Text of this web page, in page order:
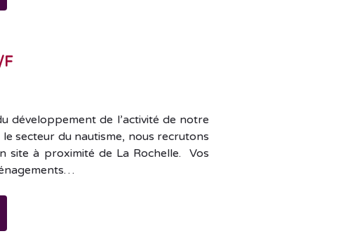
F
développement de l’activité de notre
secteur du nautisme, nous recrutons
site à proximité de La Rochelle. Vos